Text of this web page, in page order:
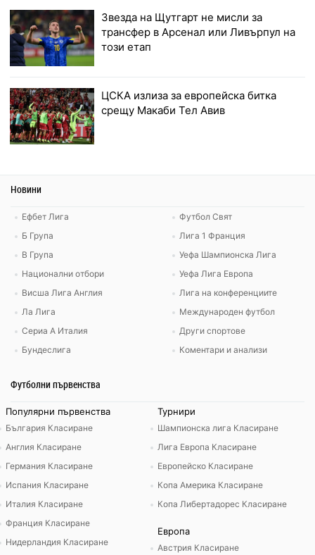
Звезда на Щутгарт не мисли за
трансфер в Арсенал или Ливърпул на
този етап
ЦСКА излиза за европейска битка
срещу Макаби Тел Авив
Новини
Ефбет Лига
Б Група
В Група
Национални отбори
Висша Лига Англия
Ла Лига
Сериа А Италия
Бундеслига
Футбол Свят
Лига 1 Франция
Уефа Шампионска Лига
Уефа Лига Европа
Лига на конференциите
Международен футбол
Други спортове
Коментари и анализи
Футболни първенства
Популярни първенства
България Класиране
Англия Класиране
Германия Класиране
Испания Класиране
Италия Класиране
Франция Класиране
Нидерландия Класиране
Турнири
Шампионска лига Класиране
Лига Европа Класиране
Европейско Класиране
Копа Америка Класиране
Копа Либертадорес Класиране
Европа
Австрия Класиране